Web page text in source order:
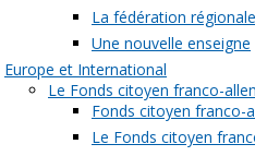
La fédération
Une nouvelle enseigne
Europe et International
Le Fonds citoyen franco-
Fonds citoyen franco-
Le Fonds citoyen